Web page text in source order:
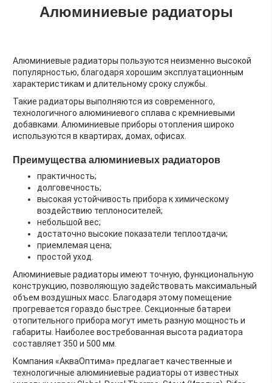
Алюминиевые радиаторы
Алюминиевые радиаторы пользуются неизменно высокой
популярностью, благодаря хорошим эксплуатационным
характеристикам и длительному сроку службы.
Такие радиаторы выполняются из современного,
технологичного алюминиевого сплава с кремниевыми
добавками. Алюминиевые приборы отопления широко
используются в квартирах, домах, офисах.
Преимущества алюминиевых радиаторов
практичность;
долговечность;
высокая устойчивость прибора к химическому
воздействию теплоносителей;
небольшой вес;
достаточно высокие показатели теплоотдачи;
приемлемая цена;
простой уход.
Алюминиевые радиаторы имеют точную, функциональную
конструкцию, позволяющую задействовать максимальный
объем воздушных масс. Благодаря этому помещение
прогревается гораздо быстрее. Секционные батареи
отопительного прибора могут иметь разную мощность и
габариты. Наиболее востребованная высота радиатора
составляет 350 и 500 мм.
Компания «АкваОптима» предлагает качественные и
технологичные алюминиевые радиаторы от известных